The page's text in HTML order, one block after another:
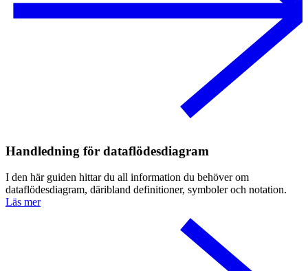
Handledning för dataflödesdiagram
I den här guiden hittar du all information du behöver om
dataflödesdiagram, däribland definitioner, symboler och notation.
Läs mer